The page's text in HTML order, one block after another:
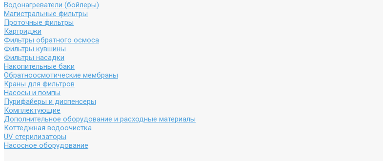
Водонагреватели (бойлеры)
Магистральные фильтры
Проточные фильтры
Картриджи
Фильтры обратного осмоса
Фильтры кувшины
Фильтры насадки
Накопительные баки
Обратноосмотические мембраны
Краны для фильтров
Насосы и помпы
Пурифайеры и диспенсеры
Комплектующие
Дополнительное оборудование и расходные материалы
Коттеджная водоочистка
UV стерилизаторы
Насосное оборудование